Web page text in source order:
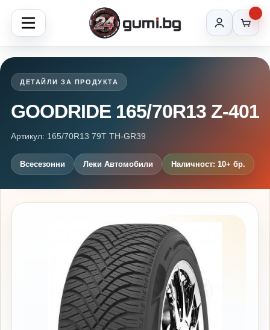
ДЕТАЙЛИ ЗА ПРОДУКТА
GOODRIDE 165/70R13 Z-401
Артикул: 165/70R13 79T TH-GR39
Всесезонни Леки Автомобили Наличност: 10+ бр.